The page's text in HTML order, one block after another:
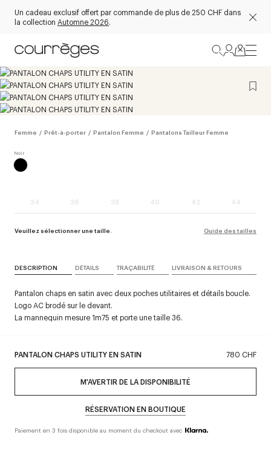
Un cadeau exclusif offert par commande de plus de 250 CHF dans
la collection Automne 2026.
Femme / Prêt-à-porter / Pantalon Femme / Pantalons Tailleur Femme
34 36 38 40 42 44
Veuillez sélectionner une taille. Guide des tailles
PANTALON CHAPS UTILITY EN SATIN 780 CHF
M'AVERTIR DE LA DISPONIBILITÉ
RÉSERVATION EN BOUTIQUE
Paiement en 3 fois disponible au moment du checkout avec
DESCRIPTION DÉTAILS TRAÇABILITÉ LIVRAISON & RETOURS
Pantalon chaps en satin avec deux poches utilitaires et détails boucle.
Logo AC brodé sur le devant.
La mannequin mesure 1m75 et porte une taille 36.